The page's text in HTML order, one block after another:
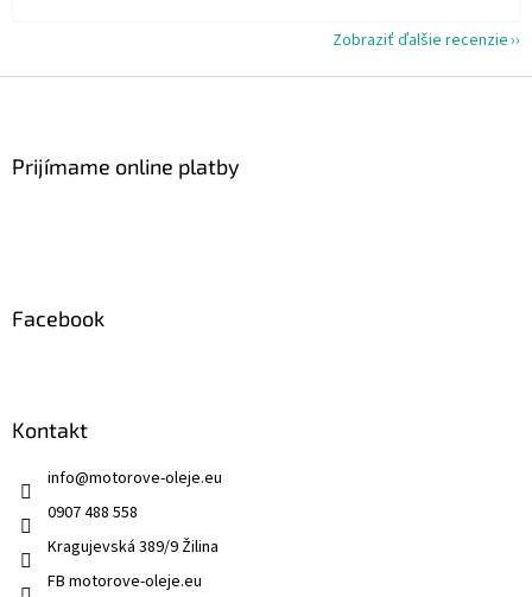
Zobraziť ďalšie recenzie
Prijímame online platby
Facebook
Kontakt
info@motorove-oleje.eu
0907 488 558
Kragujevská 389/9 Žilina
FB motorove-oleje.eu